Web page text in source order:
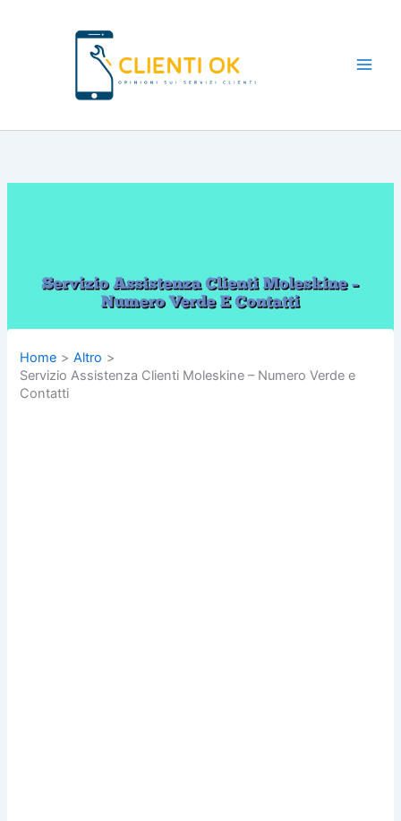
Home
Altro
Servizio Assistenza Clienti Moleskine – Numero Verde e
Contatti